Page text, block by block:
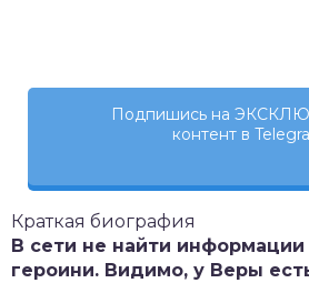
Подпишись на
контент в
Краткая биография
В сети не найти информации
героини. Видимо, у Веры